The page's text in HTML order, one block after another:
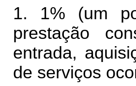
1. 1% (um
prestação
entrada,
de serviços